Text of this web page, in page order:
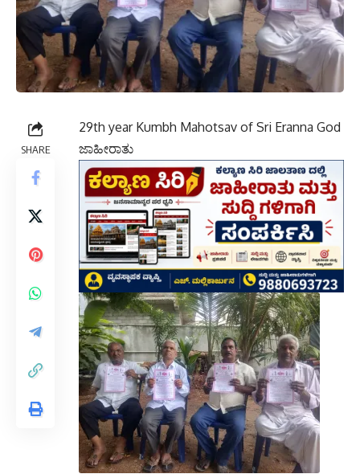
SHARE
29th year Kumbh Mahotsav of Sri Eranna God
ಜಾಹೀರಾತು